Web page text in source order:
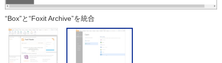
“Box”と“Foxit Archive”を統合